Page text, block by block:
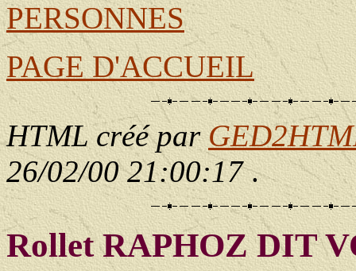
PERSONNES
PAGE D'ACCUEIL
HTML créé par
26/02/00 21:00:17.
Rollet RAPHOZ DIT